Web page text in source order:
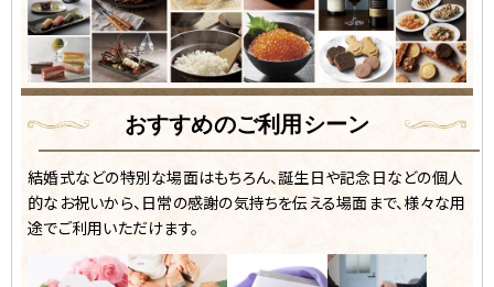
おすすめのご利用シーン
結婚式などの特別な場面はもちろん、誕生日や記念日などの個人
的なお祝いから、 日常の感謝の気持ちを伝える場面まで、様々な用
途でご利用いただけます。